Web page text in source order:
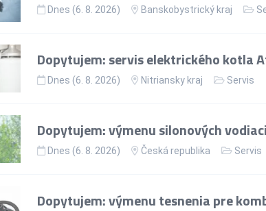
Dnes (6. 8. 2026) Banskobystrický kraj
Dopytujem: servis elektrického kotla
Dnes (6. 8. 2026) Nitriansky kraj Servis
Dopytujem: výmenu silonových
Dnes (6. 8. 2026) Česká republika Servis
Dopytujem: výmenu tesnenia pre